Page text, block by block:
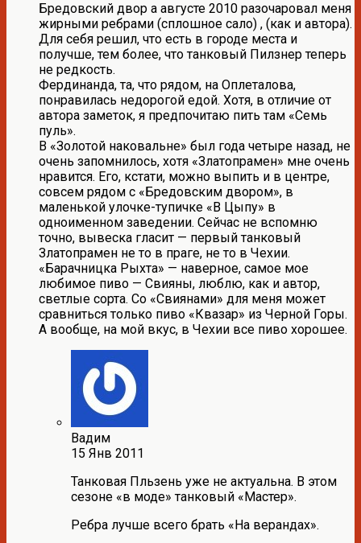
Бредовский двор а августе 2010 разочаровал меня
жирными ребрами (сплошное сало) , (как и автора).
Для себя решил, что есть в городе места и
получше, тем более, что танковый Пилзнер теперь
не редкость.
Фердинанда, та, что рядом, на Оплеталова,
понравилась недорогой едой. Хотя, в отличие от
автора заметок, я предпочитаю пить там «Семь
пуль».
В «Золотой наковальне» был года четыре назад, не
очень запомнилось, хотя «Златопрамен» мне очень
нравится. Его, кстати, можно выпить и в центре,
совсем рядом с «Бредовским двором», в
маленькой улочке-тупичке «В Цыпу» в
одноименном заведении. Сейчас не вспомню
точно, вывеска гласит — первый танковый
Златопрамен не то в праге, не то в Чехии.
«Барачницка Рыхта» — наверное, самое мое
любимое пиво — Свияны, люблю, как и автор,
светлые сорта. Со «Свиянами» для меня может
сравниться только пиво «Квазар» из Черной Горы.
А вообще, на мой вкус, в Чехии все пиво хорошее.
Вадим
15 Янв 2011
Танковая Пльзень уже не актуальна. В этом
сезоне «в моде» танковый «Мастер».
Ребра лучше всего брать «На верандах».